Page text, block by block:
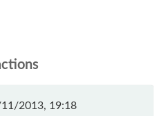
2013, 19:18